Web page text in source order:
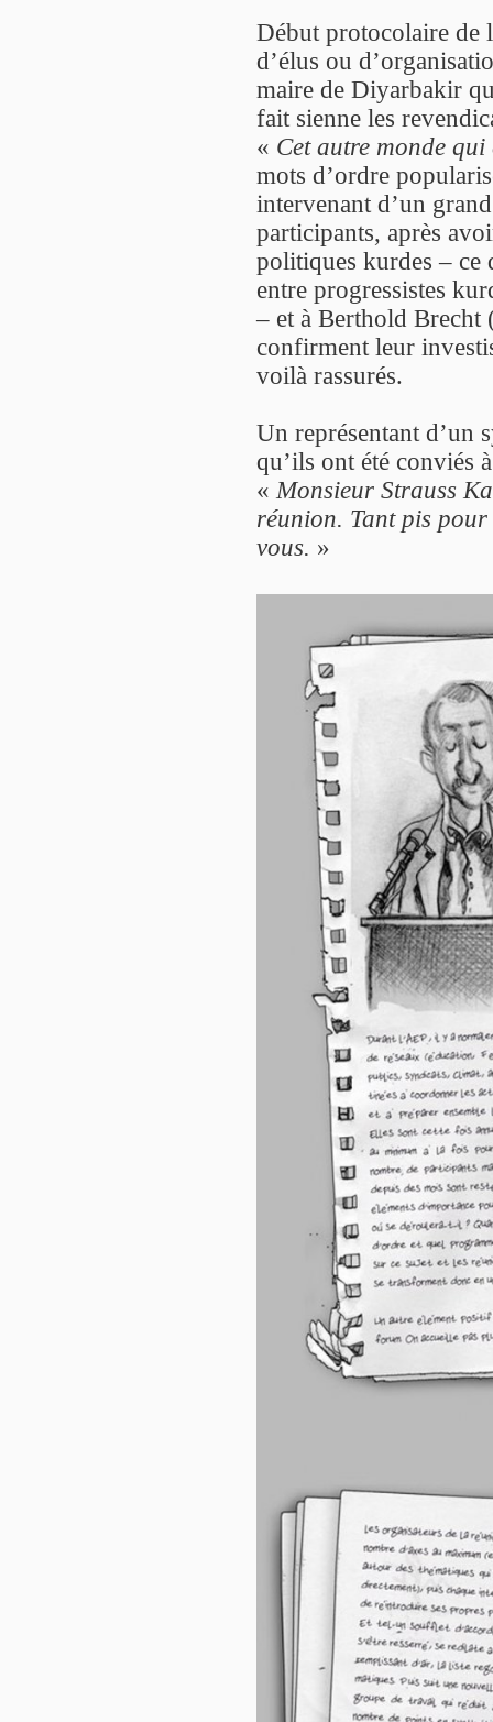
Début protocolaire de
d’élus ou
maire de Diyarbakir
fait sienne les
« Cet autre monde qui
mots d’ordre
intervenant d’un
participants, après
politiques kurdes – ce
entre progressistes
– et à Berthold Brecht
confirment leur
voilà rassurés.
Un représentant d’un
qu’ils ont été conviés
« Monsieur Strauss
réunion. Tant pis
vous. »